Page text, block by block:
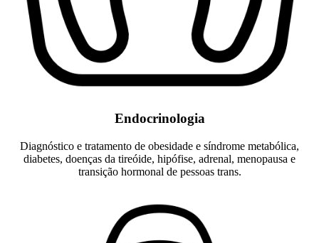
Endocrinologia
Diagnóstico e tratamento de obesidade e síndrome metabólica,
diabetes, doenças da tireóide, hipófise, adrenal, menopausa e
transição hormonal de pessoas trans.